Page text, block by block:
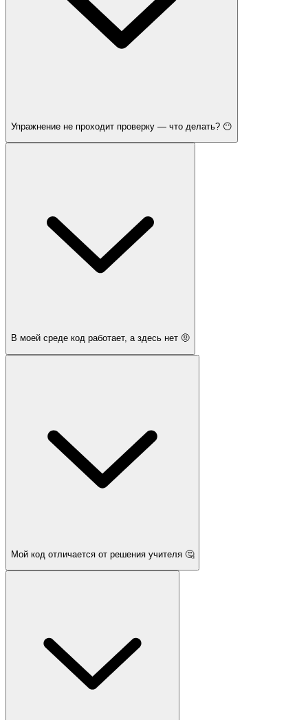
Упражнение не проходит проверку — что делать? 😶
В моей среде код работает, а здесь нет 🤨
Мой код отличается от решения учителя 🤔